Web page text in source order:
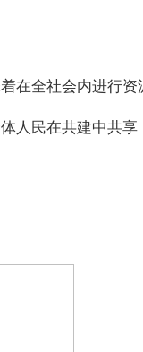
全社会内进行资
民在共建中共享